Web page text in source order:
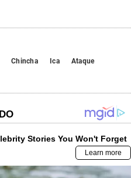
Chincha Ica
Ataque